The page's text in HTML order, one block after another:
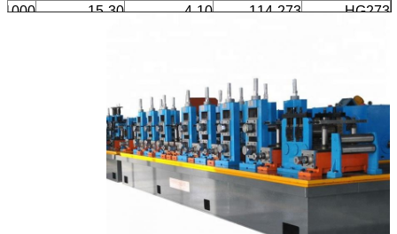
HG273
114-273
4-10
15-30
1000